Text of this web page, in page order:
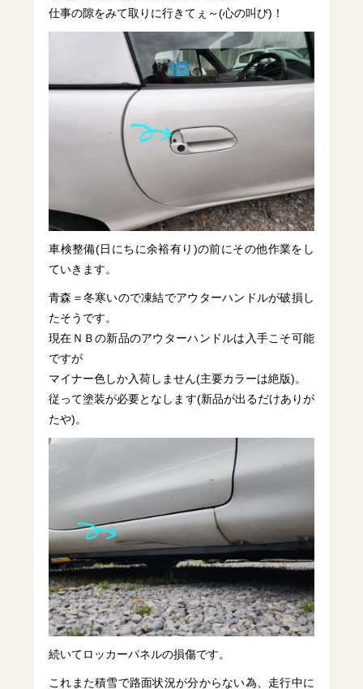
仕事の隙をみて取りに行きてぇ～(心の叫び)！
車検整備(日にちに余裕有り)の前にその他作業をし
ていきます。
青森＝冬寒いので凍結でアウターハンドルが破損し
たそうです。
現在ＮＢの新品のアウターハンドルは入手こそ可能
ですが
マイナー色しか入荷しません(主要カラーは絶版)。
従って塗装が必要となします(新品が出るだけありが
たや)。
続いてロッカーパネルの損傷です。
これまた積雪で路面状況が分からない為、走行中に